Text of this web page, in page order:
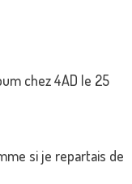
chez 4AD le 25
si je repartais de